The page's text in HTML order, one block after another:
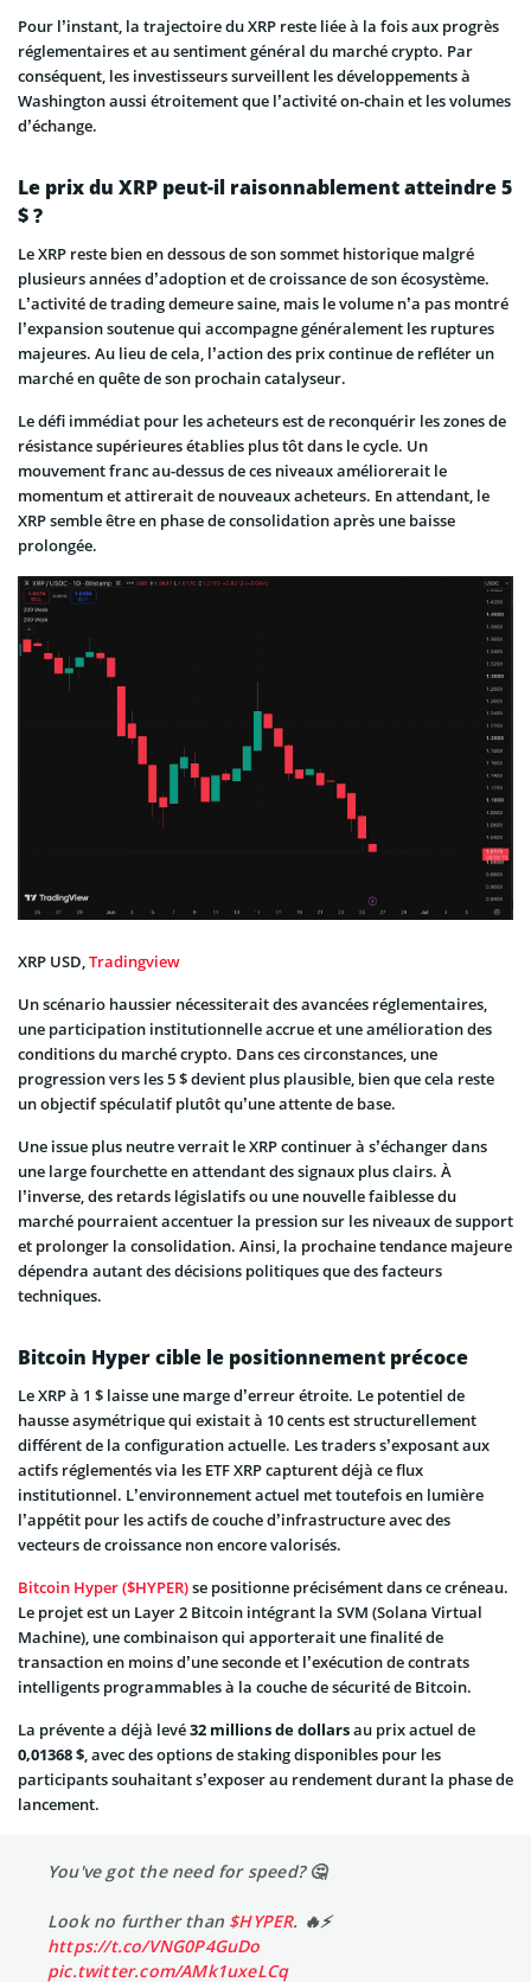
Pour l’instant, la trajectoire du XRP reste liée à la fois aux progrès
réglementaires et au sentiment général du marché crypto. Par
conséquent, les investisseurs surveillent les développements à
Washington aussi étroitement que l’activité on-chain et les volumes
d’échange.
Le prix du XRP peut-il raisonnablement atteindre 5
$ ?
Le XRP reste bien en dessous de son sommet historique malgré
plusieurs années d’adoption et de croissance de son écosystème.
L’activité de trading demeure saine, mais le volume n’a pas montré
l’expansion soutenue qui accompagne généralement les ruptures
majeures. Au lieu de cela, l’action des prix continue de refléter un
marché en quête de son prochain catalyseur.
Le défi immédiat pour les acheteurs est de reconquérir les zones de
résistance supérieures établies plus tôt dans le cycle. Un
mouvement franc au-dessus de ces niveaux améliorerait le
momentum et attirerait de nouveaux acheteurs. En attendant, le
XRP semble être en phase de consolidation après une baisse
prolongée.
XRP USD,Tradingview
Un scénario haussier nécessiterait des avancées réglementaires,
une participation institutionnelle accrue et une amélioration des
conditions du marché crypto. Dans ces circonstances, une
progression vers les 5 $ devient plus plausible, bien que cela reste
un objectif spéculatif plutôt qu’une attente de base.
Une issue plus neutre verrait le XRP continuer à s’échanger dans
une large fourchette en attendant des signaux plus clairs. À
l’inverse, des retards législatifs ou une nouvelle faiblesse du
marché pourraient accentuer la pression sur les niveaux de support
et prolonger la consolidation. Ainsi, la prochaine tendance majeure
dépendra autant des décisions politiques que des facteurs
techniques.
Bitcoin Hyper cible le positionnement précoce
Le XRP à 1 $ laisse une marge d’erreur étroite. Le potentiel de
hausse asymétrique qui existait à 10 cents est structurellement
différent de la configuration actuelle. Les traders s’exposant aux
actifs réglementés via les ETF XRP capturent déjà ce flux
institutionnel. L’environnement actuel met toutefois en lumière
l’appétit pour les actifs de couche d’infrastructure avec des
vecteurs de croissance non encore valorisés.
Bitcoin Hyper ($HYPER)se positionne précisément dans ce créneau.
Le projet est un Layer 2 Bitcoin intégrant la SVM (Solana Virtual
Machine), une combinaison qui apporterait une finalité de
transaction en moins d’une seconde et l’exécution de contrats
intelligents programmables à la couche de sécurité de Bitcoin.
La prévente a déjà levé32 millions de dollarsau prix actuel de
0,01368 $, avec des options de staking disponibles pour les
participants souhaitant s’exposer au rendement durant la phase de
lancement.
You've got the need for speed? 🤔
Look no further than $HYPER. 🔥⚡️
https://t.co/VNG0P4GuDo
pic.twitter.com/AMk1uxeLCq